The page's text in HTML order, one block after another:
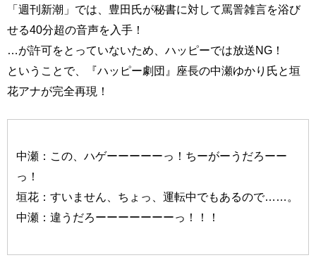
「週刊新潮」では、豊田氏が秘書に対して罵詈雑言を浴び
せる40分超の音声を入手！
…が許可をとっていないため、ハッピーでは放送NG！
ということで、『ハッピー劇団』座長の中瀬ゆかり氏と垣
花アナが完全再現！
中瀬：この、ハゲーーーーーっ！ちーがーうだろーー
っ！
垣花：すいません、ちょっ、運転中でもあるので……。
中瀬：違うだろーーーーーーーっ！！！